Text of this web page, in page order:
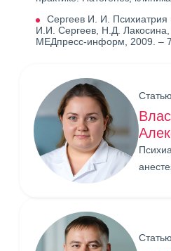
Сергеев И. И. Психиатрия
И.И. Сергеев, Н.Д.
МЕДпресс-информ, 2009. –